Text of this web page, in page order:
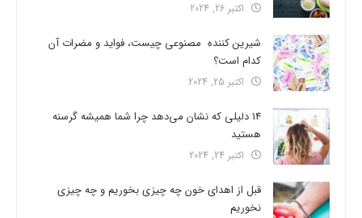
اکتبر 26, 2024
شیرین کننده مصنوعی چیست، فواید و مضرات آن
کدام است؟
اکتبر 25, 2024
14 دلیلی که نشان می‌دهد چرا شما همیشه گرسنه
هستید
اکتبر 24, 2024
قبل از اهدای خون چه چیزی بخوریم و چه چیزی
نخوریم